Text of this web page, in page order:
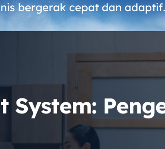
bergerak cepat dan adaptif.
System: